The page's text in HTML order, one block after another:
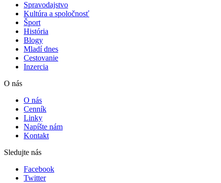
Spravodajstvo
Kultúra a spoločnosť
Šport
História
Blogy
Mladí dnes
Cestovanie
Inzercia
O nás
O nás
Cenník
Linky
Napíšte nám
Kontakt
Sledujte nás
Facebook
Twitter